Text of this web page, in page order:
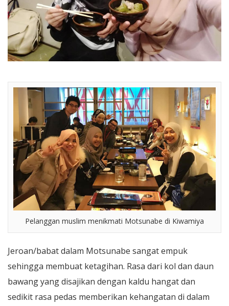
Pelanggan muslim menikmati Motsunabe di Kiwamiya
Jeroan/babat dalam Motsunabe sangat empuk
sehingga membuat ketagihan. Rasa dari kol dan daun
bawang yang disajikan dengan kaldu hangat dan
sedikit rasa pedas memberikan kehangatan di dalam